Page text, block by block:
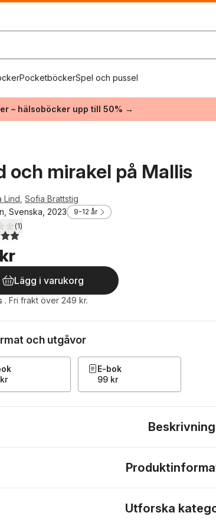
PocketböckerSpel och pussel
– hälsoböcker upp till 50% →
och mirakel på Mallis
Lind Sofia Brattstig
Svenska, 2023
9-12 år
stjärnor. Totalt antal röster:
(1)
Lägg i varukorg
. Fri frakt över 249 kr.
och utgåvor
E-bok
99 kr
Beskrivning
Utforska